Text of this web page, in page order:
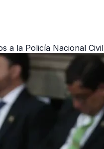
a la Policía Nacional Civil